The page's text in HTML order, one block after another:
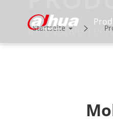
Innovative
Startseite